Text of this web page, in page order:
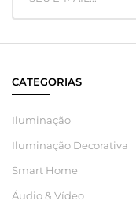
CATEGORIAS
Iluminação
Iluminação Decorativa
Smart Home
Áudio & Vídeo